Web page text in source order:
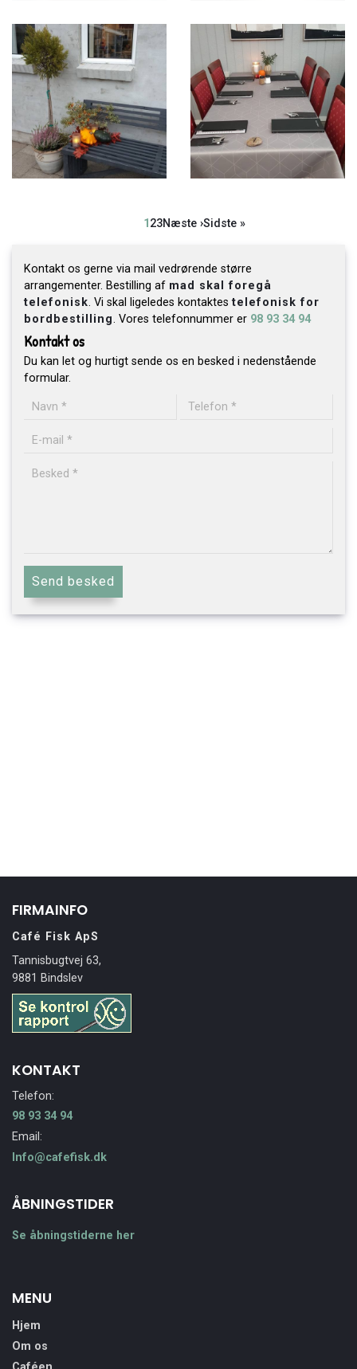
Side
1 Side
2Side
3Næste
Næste ›Sidste
Sidste »
Kontakt os gerne via mail vedrørende større
arrangementer. Bestilling af mad skal foregå
telefonisk. Vi skal ligeledes kontaktestelefonisk for
bordbestilling. Vores telefonnummer er 98 93 34 94
Kontakt os
Du kan let og hurtigt sende os en besked i nedenstående
formular.
FIRMAINFO
Café Fisk ApS
Tannisbugtvej 63,
9881 Bindslev
KONTAKT
Telefon:
98 93 34 94
Email:
Info@cafefisk.dk
ÅBNINGSTIDER
Se åbningstiderne her
MENU
Hjem
Om os